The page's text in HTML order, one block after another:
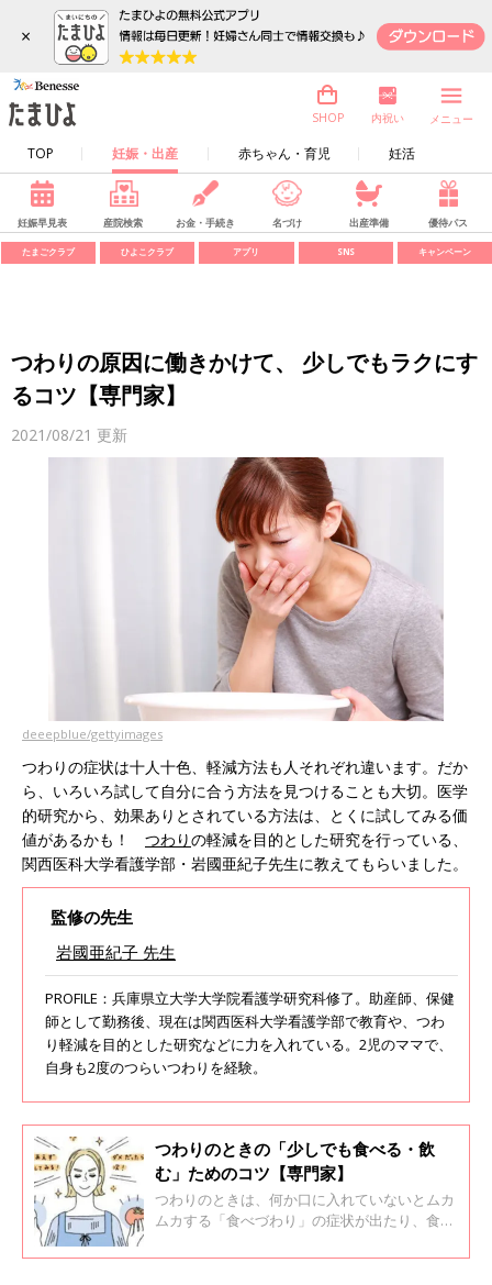
×
TOP 妊娠・出産 赤ちゃん・育児 妊活
SHOP 内祝い メニュー
妊娠早見表 産院検索 お金・手続き 名づけ 出産準備 優待パス
たまごクラブ ひよこクラブ アプリ SNS キャンペーン
つわりの原因に働きかけて、 少しでもラクにす
るコツ【専門家】
2021/08/21 更新
deeepblue/gettyimages
つわりの症状は十人十色、軽減方法も人それぞれ違います。だか
ら、いろいろ試して自分に合う方法を見つけることも大切。医学
的研究から、効果ありとされている方法は、とくに試してみる価
値があるかも！ つわりの軽減を目的とした研究を行っている、
関西医科大学看護学部・岩國亜紀子先生に教えてもらいました。
監修の先生
岩國亜紀子 先生
PROFILE：兵庫県立大学大学院看護学研究科修了。助産師、保健
師として勤務後、現在は関西医科大学看護学部で教育や、つわ
り軽減を目的とした研究などに力を入れている。2児のママで、
自身も2度のつらいつわりを経験。
つわりのときの「少しでも食べる・飲
む」ためのコツ【専門家】
つわりのときは、何か口に入れていないとムカ
ムカする「食べづわり」の症状が出たり、食べ
になったり、偏食になったりと、食生活に支障